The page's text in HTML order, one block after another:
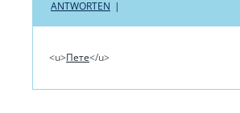
ANTWORTEN |
<u>Пете</u>